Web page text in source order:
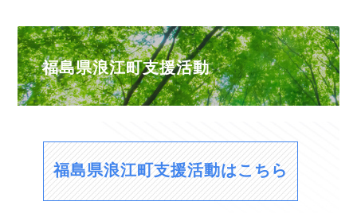
福島県浪江町支援活動
福島県浪江町支援活動はこちら